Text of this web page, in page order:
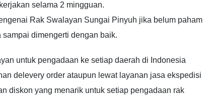
selama 2 mingguan.
Rak Swalayan Sungai Pinyuh jika belum paham
dimengerti dengan baik.
untuk pengadaan ke setiap daerah di Indonesia
delevery order ataupun lewat layanan jasa ekspedisi
diskon yang menarik untuk setiap pengadaan rak